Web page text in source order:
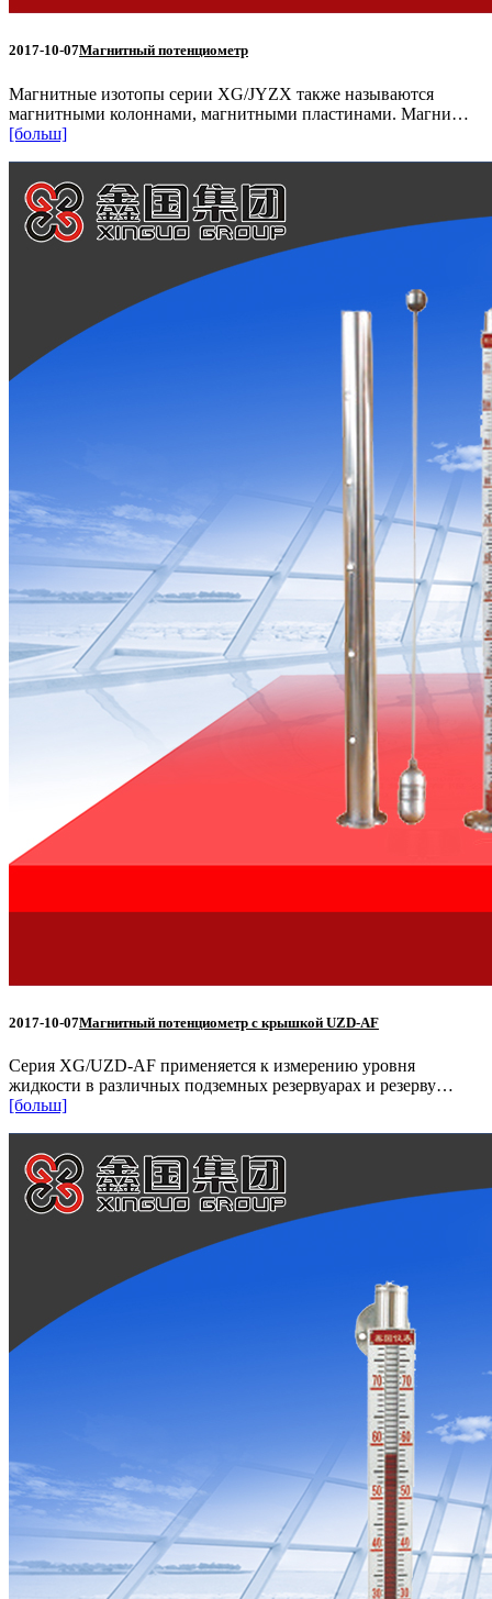
2017-10-07Магнитный потенциометр
Магнитные изотопы серии XG/JYZX также называются
магнитными колоннами, магнитными пластинами. Магни…
[больш]
2017-10-07Магнитный потенциометр с крышкой UZD-AF
Серия XG/UZD-AF применяется к измерению уровня
жидкости в различных подземных резервуарах и резерву…
[больш]